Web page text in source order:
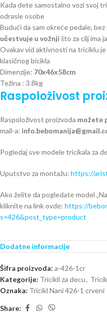
Kada dete samostalno vozi svoj
odrasle osobe
Budući da sam okreće pedale,
učestvuje u vožnji što za cilj ima
Ovakav vid aktivnosti na triciklu
klasičnog bicikla
Dimenzije: 70x46x58cm
Težina : 3.8kg
Raspoloživost
Raspoloživost proizvoda možete
mail-a:
Pogledaj sve modele tricikala za
Uputstvo za montažu: https://
Ako želite da pogledate model
kliknite na link ovde: https://
s=426&post_type=product
Dodatne informacije
Šifra proizvoda: a-426-1cr
Kategorije: Tricikli za decu,
Oznaka: Tricikl Nani 426-1 crveni
Share: